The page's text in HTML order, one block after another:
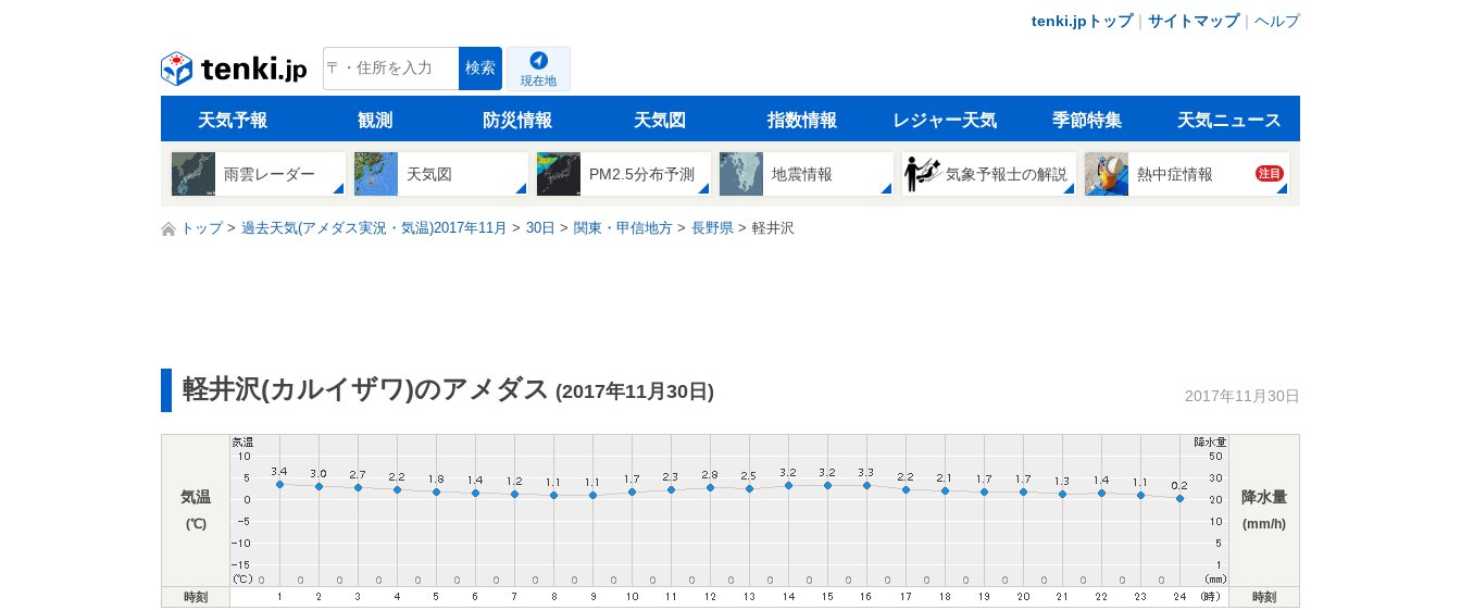
tenki.jpトップ｜ サイトマップ｜ ヘルプ
tenki.jp 検索
現在地
天気予報 観測 防災情報 天気図 指数情報 レジャー天気 季節特集 天気ニュース
雨雲レーダー 天気図 PM2.5分布予測 地震情報 気象予報士の解説 熱中症情報 注目
トップ 過去天気(アメダス実況・気温)2017年11月 30日 関東・甲信地方 長野県 軽井沢
軽井沢(カルイザワ)のアメダス (2017年11月30日) 2017年11月30日
気温
(℃)
降水量
(mm/h)
時刻 時刻